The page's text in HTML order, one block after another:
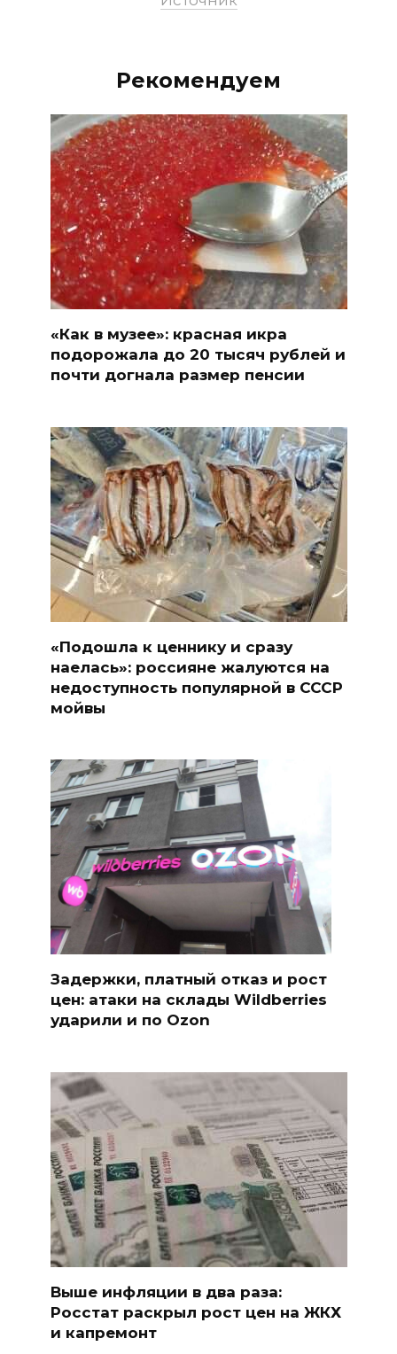
Рекомендуем
«Как в музее»: красная икра
подорожала до 20 тысяч рублей и
почти догнала размер пенсии
«Подошла к ценнику и сразу
наелась»: россияне жалуются на
недоступность популярной в СССР
мойвы
Задержки, платный отказ и рост
цен: атаки на склады Wildberries
ударили и по Ozon
Выше инфляции в два раза:
Росстат раскрыл рост цен на ЖКХ
и капремонт